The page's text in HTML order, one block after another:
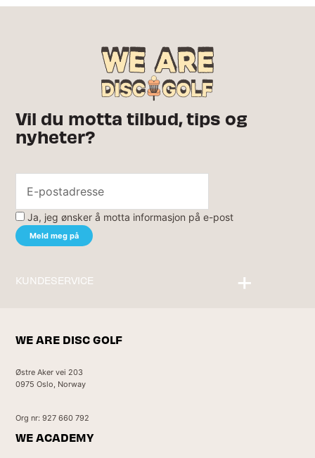
Vil du motta tilbud, tips og
nyheter?
Ja, jeg ønsker å motta informasjon på e-post
KUNDESERVICE
WE ARE DISC GOLF
Østre Aker vei 203
0975 Oslo, Norway
Org nr: 927 660 792
WE ACADEMY